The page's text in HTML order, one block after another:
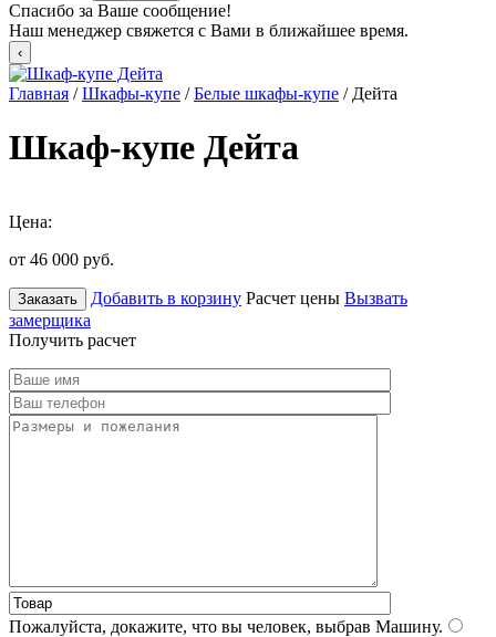
Спасибо за Ваше сообщение!
Наш менеджер свяжется с Вами в ближайшее время.
Главная /Шкафы-купе /Белые шкафы-купе / Дейта
Шкаф-купе Дейта
Цена:
от 46 000 руб.
Заказать Добавить в корзину Расчет цены Вызвать
замерщика
Получить расчет
Пожалуйста, докажите, что вы человек, выбрав Машину.